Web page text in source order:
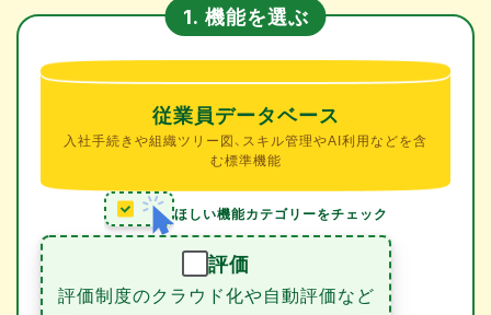
1. 機能を選ぶ
従業員データベース
入社手続きや組織ツリー図、スキル管理やAI利用などを含
む標準機能
ほしい機能カテゴリーをチェック
評価
評価制度のクラウド化や自動評価など